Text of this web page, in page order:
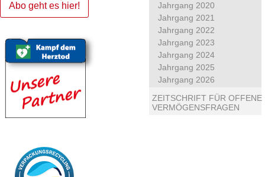
Abo geht es hier!
Jahrgang 2020
Jahrgang 2021
Jahrgang 2022
Jahrgang 2023
Jahrgang 2024
Jahrgang 2025
Jahrgang 2026
ZEITSCHRIFT FÜR OFFENE
VERMÖGENSFRAGEN